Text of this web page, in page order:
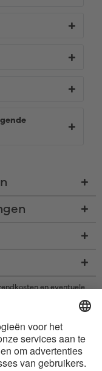
en eventuele
beschreven
gebruik van dergelijke
van Apple Inc.